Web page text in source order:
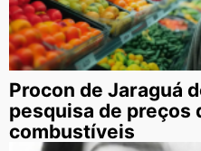
Procon de Jaraguá
pesquisa de preços
combustíveis